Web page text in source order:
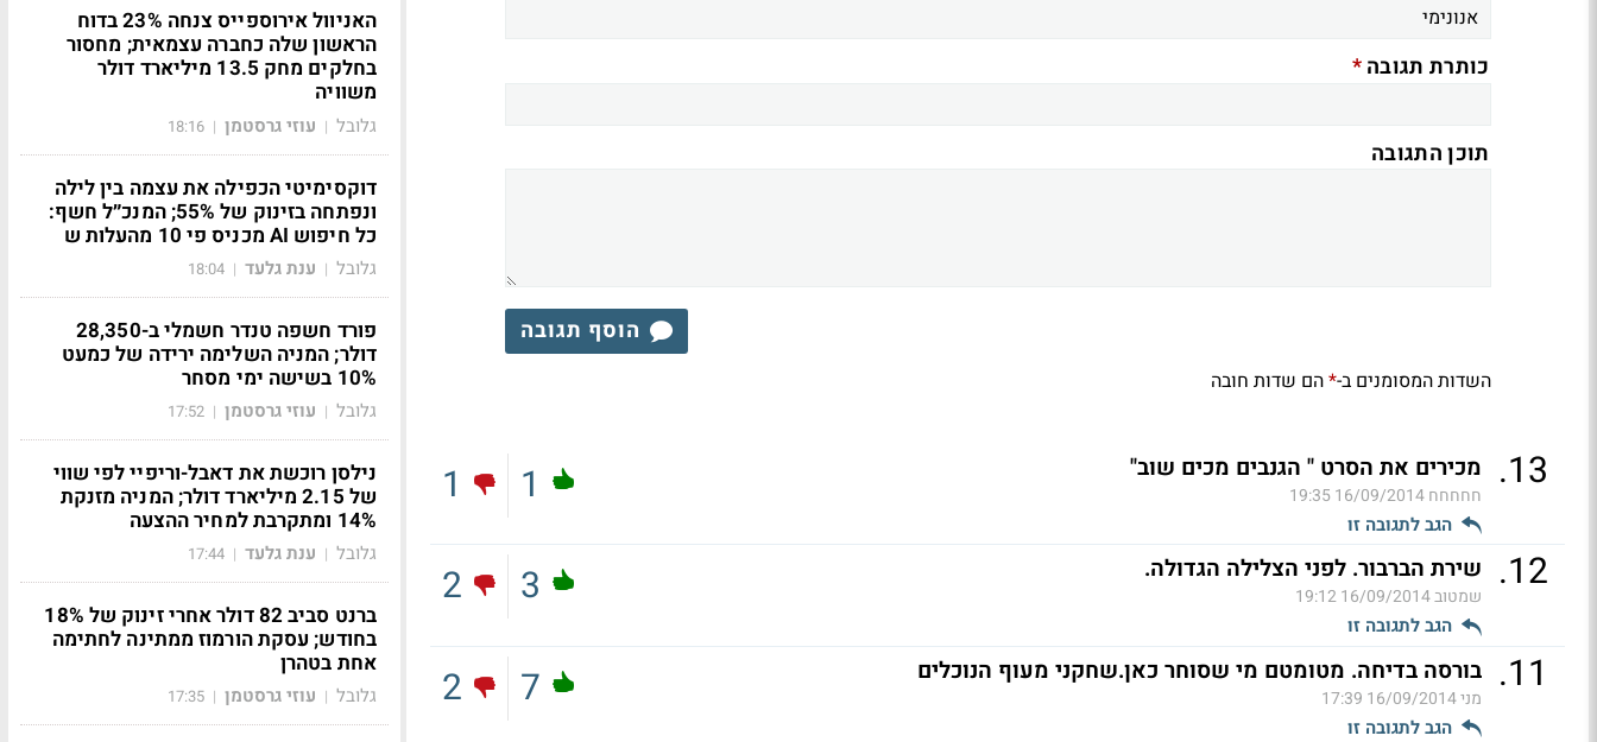
כותרת תגובה*
תוכן התגובה
הוסף תגובה
השדות המסומנים ב-*הם שדות חובה
13
. מכירים את הסרט " הגנבים מכים שוב"
חחחחח16/09/2014 19:35
הגב לתגובה זו
1
1
12
. שירת הברבור. לפני הצלילה הגדולה.
שמטוב16/09/2014 19:12
הגב לתגובה זו
3
2
11
. בורסה בדיחה. מטומטם מי שסוחר כאן.שחקני מעוף הנוכלים
מני16/09/2014 17:39
הגב לתגובה זו
7
2
האניוול אירוספייס צנחה 23% בדוח
הראשון שלה כחברה עצמאית; מחסור
בחלקים מחק 13.5 מיליארד דולר
משוויה
גלובל | עוזי גרסטמן |
18:16
דוקסימיטי הכפילה את עצמה בין לילה
ונפתחה בזינוק של 55%; המנכ״ל חשף:
כל חיפוש AI מכניס פי 10 מהעלות ש
גלובל | ענת גלעד |
18:04
פורד חשפה טנדר חשמלי ב-28,350
דולר; המניה השלימה ירידה של כמעט
10% בשישה ימי מסחר
גלובל | עוזי גרסטמן |
17:52
נילסן רוכשת את דאבל-וריפיי לפי שווי
של 2.15 מיליארד דולר; המניה מזנקת
14% ומתקרבת למחיר ההצעה
גלובל | ענת גלעד |
17:44
ברנט סביב 82 דולר אחרי זינוק של 18%
בחודש; עסקת הורמוז ממתינה לחתימה
אחת בטהרן
גלובל | עוזי גרסטמן |
17:35